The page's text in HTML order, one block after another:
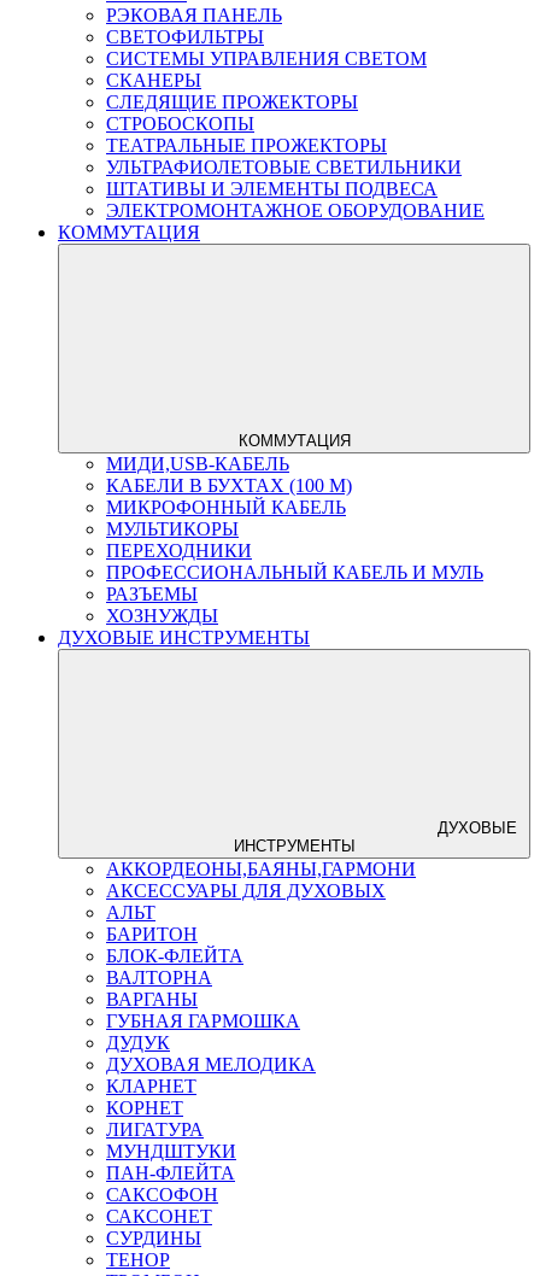
РЭКОВАЯ ПАНЕЛЬ
СВЕТОФИЛЬТРЫ
СИСТЕМЫ УПРАВЛЕНИЯ СВЕТОМ
СКАНЕРЫ
СЛЕДЯЩИЕ ПРОЖЕКТОРЫ
СТРОБОСКОПЫ
ТЕАТРАЛЬНЫЕ ПРОЖЕКТОРЫ
УЛЬТРАФИОЛЕТОВЫЕ СВЕТИЛЬНИКИ
ШТАТИВЫ И ЭЛЕМЕНТЫ ПОДВЕСА
ЭЛЕКТРОМОНТАЖНОЕ ОБОРУДОВАНИЕ
КОММУТАЦИЯ
КОММУТАЦИЯ
МИДИ,USB-КАБЕЛЬ
КАБЕЛИ В БУХТАХ (100 М)
МИКРОФОННЫЙ КАБЕЛЬ
МУЛЬТИКОРЫ
ПЕРЕХОДНИКИ
ПРОФЕССИОНАЛЬНЫЙ КАБЕЛЬ И МУЛЬ
РАЗЪЕМЫ
ХОЗНУЖДЫ
ДУХОВЫЕ ИНСТРУМЕНТЫ
ДУХОВЫЕ
ИНСТРУМЕНТЫ
АККОРДЕОНЫ,БАЯНЫ,ГАРМОНИ
АКСЕССУАРЫ ДЛЯ ДУХОВЫХ
АЛЬТ
БАРИТОН
БЛОК-ФЛЕЙТА
ВАЛТОРНА
ВАРГАНЫ
ГУБНАЯ ГАРМОШКА
ДУДУК
ДУХОВАЯ МЕЛОДИКА
КЛАРНЕТ
КОРНЕТ
ЛИГАТУРА
МУНДШТУКИ
ПАН-ФЛЕЙТА
САКСОФОН
САКСОНЕТ
СУРДИНЫ
ТЕНОР